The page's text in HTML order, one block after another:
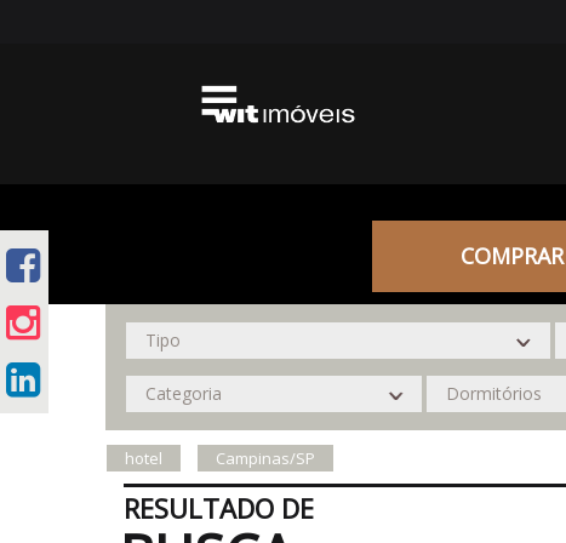
COMPRAR
hotel Campinas/SP
RESULTADO DE